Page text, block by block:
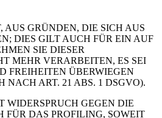
GRÜNDEN, DIE SICH AUS
DIES GILT AUCH FÜR EIN AUF
SIE DIESER
MEHR VERARBEITEN, ES SEI
FREIHEITEN ÜBERWIEGEN
ART. 21 ABS. 1 DSGVO).
WIDERSPRUCH GEGEN DIE
FÜR DAS PROFILING, SOWEIT